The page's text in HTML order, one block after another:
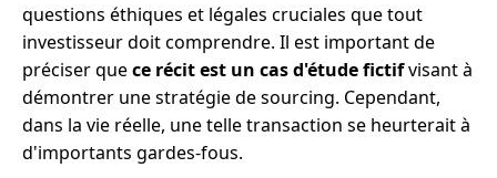
questions éthiques et légales cruciales que tout
investisseur doit comprendre. Il est important de
préciser quece récit est un cas d'étude fictifvisant à
démontrer une stratégie de sourcing. Cependant,
dans la vie réelle, une telle transaction se heurterait à
d'importants gardes-fous.